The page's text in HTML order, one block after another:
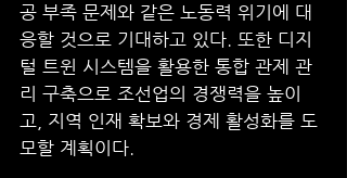
공 부족 문제와 같은 노동력 위기에 대
응할 것으로 기대하고 있다. 또한 디지
털 트윈 시스템을 활용한 통합 관제 관
리 구축으로 조선업의 경쟁력을 높이
고, 지역 인재 확보와 경제 활성화를 도
모할 계획이다.